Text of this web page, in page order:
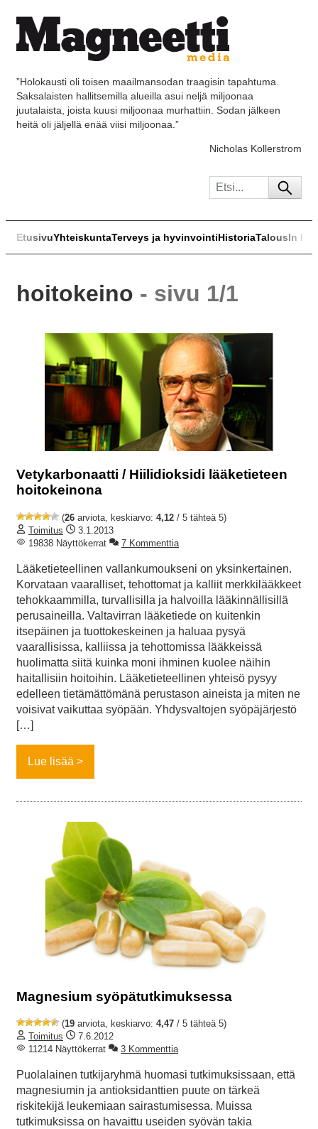
”Holokausti oli toisen maailmansodan traagisin tapahtuma.
Saksalaisten hallitsemilla alueilla asui neljä miljoonaa
juutalaista, joista kuusi miljoonaa murhattiin. Sodan jälkeen
heitä oli jäljellä enää viisi miljoonaa.”
Nicholas Kollerstrom
EtusivuYhteiskuntaTerveys ja hyvinvointiHistoriaTalousIn
hoitokeino - sivu 1/1
Vetykarbonaatti / Hiilidioksidi lääketieteen
hoitokeinona
(26 arviota, keskiarvo: 4,12 / 5 tähteä 5)
Toimitus
3.1.2013
19838 Näyttökerrat
7 Kommenttia
Lääketieteellinen vallankumoukseni on yksinkertainen.
Korvataan vaaralliset, tehottomat ja kalliit merkkilääkkeet
tehokkaammilla, turvallisilla ja halvoilla lääkinnällisillä
perusaineilla. Valtavirran lääketiede on kuitenkin
itsepäinen ja tuottokeskeinen ja haluaa pysyä
vaarallisissa, kalliissa ja tehottomissa lääkkeissä
huolimatta siitä kuinka moni ihminen kuolee näihin
haitallisiin hoitoihin. Lääketieteellinen yhteisö pysyy
edelleen tietämättömänä perustason aineista ja miten ne
voisivat vaikuttaa syöpään. Yhdysvaltojen syöpäjärjestö
[…]
Lue lisää
Magnesium syöpätutkimuksessa
(19 arviota, keskiarvo: 4,47 / 5 tähteä 5)
Toimitus
7.6.2012
11214 Näyttökerrat
3 Kommenttia
Puolalainen tutkijaryhmä huomasi tutkimuksissaan, että
magnesiumin ja antioksidanttien puute on tärkeä
riskitekijä leukemiaan sairastumisessa. Muissa
tutkimuksissa on havaittu useiden syövän takia